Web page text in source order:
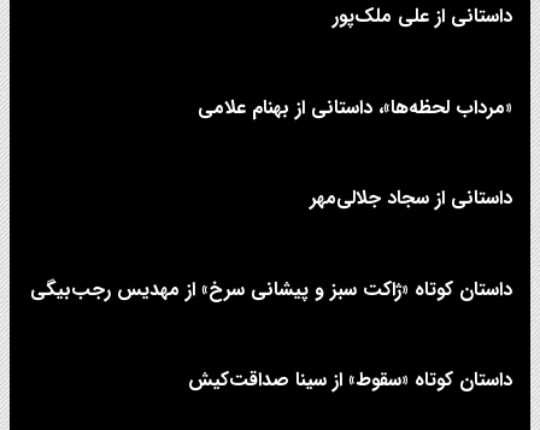
داستانی از علی‌ ملک‌پور
«مرداب لحظه‌ها»، داستانی از بهنام علامی
داستانی از سجاد جلالی‌مهر
داستان کوتاه «ژاکت سبز و پیشانی سرخ» از مهدیس رجب‌بیگی
داستان کوتاه «سقوط» از سینا صداقت‌کیش